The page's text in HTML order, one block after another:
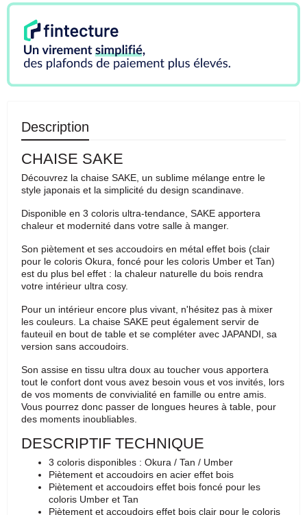
Description
CHAISE SAKE
Découvrez la chaise SAKE, un sublime mélange entre le
style japonais et la simplicité du design scandinave.
Disponible en 3 coloris ultra-tendance, SAKE apportera
chaleur et modernité dans votre salle à manger.
Son piètement et ses accoudoirs en métal effet bois (clair
pour le coloris Okura, foncé pour les coloris Umber et Tan)
est du plus bel effet : la chaleur naturelle du bois rendra
votre intérieur ultra cosy.
Pour un intérieur encore plus vivant, n'hésitez pas à mixer
les couleurs. La chaise SAKE peut également servir de
fauteuil en bout de table et se compléter avec JAPANDI, sa
version sans accoudoirs.
Son assise en tissu ultra doux au toucher vous apportera
tout le confort dont vous avez besoin vous et vos invités, lors
de vos moments de convivialité en famille ou entre amis.
Vous pourrez donc passer de longues heures à table, pour
des moments inoubliables.
DESCRIPTIF TECHNIQUE
3 coloris disponibles : Okura / Tan / Umber
Piètement et accoudoirs en acier effet bois
Piètement et accoudoirs effet bois foncé pour les
coloris Umber et Tan
Piètement et accoudoirs effet bois clair pour le coloris